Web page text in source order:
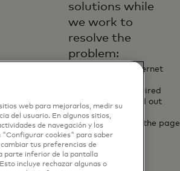
solutions while
we work to
resolve the
problem:
Check your internet
Ensure all required
fields are filled out
correctly
Try refreshing the page
Try again
web para mejorarlos, medir su
del usuario. En algunos sitios,
de navegación y los
"Configurar cookies" para saber
tus preferencias de
parte inferior de la pantalla
incluye rechazar algunas o